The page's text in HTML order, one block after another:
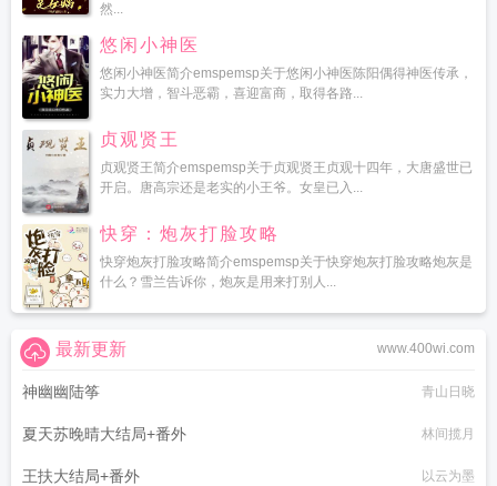
然...
悠闲小神医
悠闲小神医简介emspemsp关于悠闲小神医陈阳偶得神医传承，
实力大增，智斗恶霸，喜迎富商，取得各路...
贞观贤王
贞观贤王简介emspemsp关于贞观贤王贞观十四年，大唐盛世已
开启。唐高宗还是老实的小王爷。女皇已入...
快穿：炮灰打脸攻略
快穿炮灰打脸攻略简介emspemsp关于快穿炮灰打脸攻略炮灰是
什么？雪兰告诉你，炮灰是用来打别人...
www.400wi.com
最新更新
神幽幽陆筝 青山日晓
夏天苏晚晴大结局+番外 林间揽月
王扶大结局+番外 以云为墨